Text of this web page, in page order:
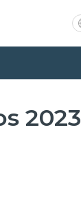
2023